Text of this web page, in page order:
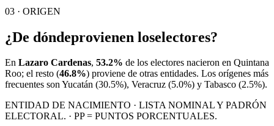
03 · ORIGEN
¿De dóndeprovienen loselectores?
En Lazaro Cardenas, 53.2% de los electores nacieron en Quintana
Roo; el resto (46.8%) proviene de otras entidades. Los orígenes más
frecuentes sonYucatán (30.5%), Veracruz (5.0%) y Tabasco (2.5%).
ENTIDAD DE NACIMIENTO · LISTA NOMINAL Y PADRÓN
ELECTORAL. · PP = PUNTOS PORCENTUALES.